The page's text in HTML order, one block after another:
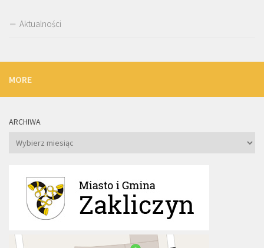
Aktualności
MORE
ARCHIWA
Archiwa